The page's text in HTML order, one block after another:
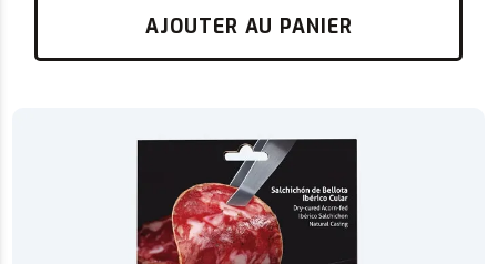
AJOUTER AU PANIER